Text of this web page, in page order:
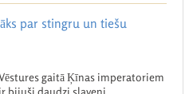
par stingru un tiešu
gaitā Ķīnas imperatoriem
ir bijuši daudzi slaveni